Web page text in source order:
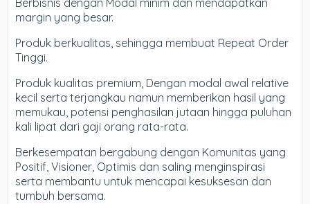
Berbisnis dengan Modal minim dan mendapatkan
margin yang besar.
Produk berkualitas, sehingga membuat Repeat Order
Tinggi.
Produk kualitas premium, Dengan modal awal relative
kecil serta terjangkau namun memberikan hasil yang
memukau, potensi penghasilan jutaan hingga puluhan
kali lipat dari gaji orang rata-rata.
Berkesempatan bergabung dengan Komunitas yang
Positif, Visioner, Optimis dan saling menginspirasi
serta membantu untuk mencapai kesuksesan dan
tumbuh bersama.